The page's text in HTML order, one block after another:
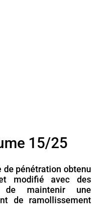
15/25
pénétration obtenu
modifié avec des
de maintenir une
de ramollissement